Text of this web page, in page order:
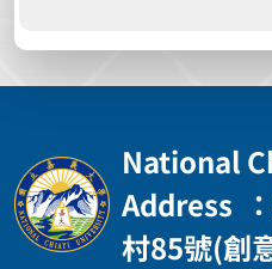
National
Address
村85號(創